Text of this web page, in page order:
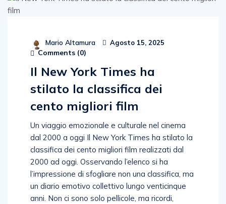
Mario Altamura Agosto 15, 2025
Comments (0)
Il New York Times ha
stilato la classifica dei
cento migliori film
Un viaggio emozionale e culturale nel cinema
dal 2000 a oggi Il New York Times ha stilato la
classifica dei cento migliori film realizzati dal
2000 ad oggi. Osservando l’elenco si ha
l’impressione di sfogliare non una classifica, ma
un diario emotivo collettivo lungo venticinque
anni. Non ci sono solo pellicole, ma ricordi,